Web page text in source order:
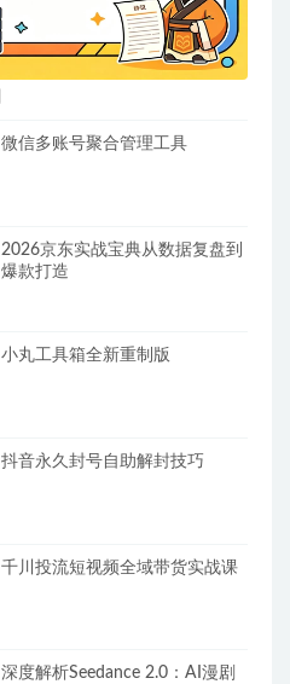
微信多账号聚合管理工具
2026京东实战宝典从数据复盘到
爆款打造
小丸工具箱全新重制版
抖音永久封号自助解封技巧
千川投流短视频全域带货实战课
深度解析Seedance 2.0：AI漫剧